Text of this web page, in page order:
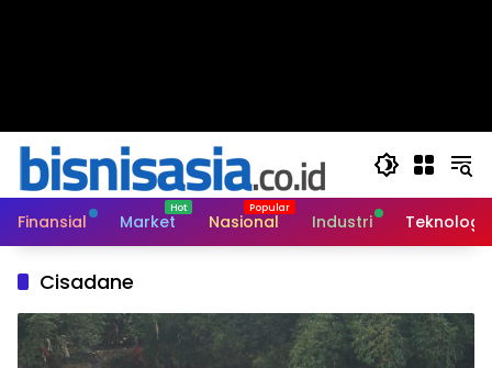
Finansial Market Nasional Industri Teknologi
Cisadane